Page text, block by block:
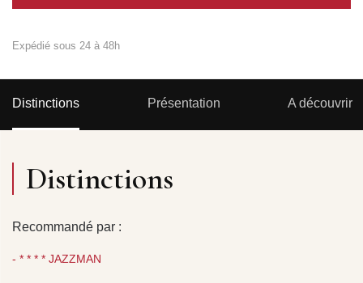
Expédié sous 24 à 48h
Distinctions Présentation A découvrir
Distinctions
Recommandé par :
- * * * * JAZZMAN